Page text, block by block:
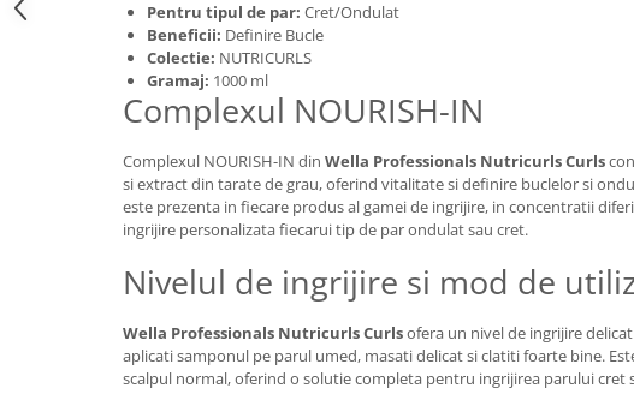
Pentru tipul de par: Cret/Ondulat
Beneficii: Definire Bucle
Colectie: NUTRICURLS
Gramaj: 1000 ml
Complexul NOURISH-IN
Complexul NOURISH-IN din Wella Professionals Nutricurls Curls
si extract din tarate de grau, oferind vitalitate si definire buclelor si
este prezenta in fiecare produs al gamei de ingrijire, in concentratii
ingrijire personalizata fiecarui tip de par ondulat sau cret.
Nivelul de ingrijire si mod de
Wella Professionals Nutricurls Curlsofera un nivel de ingrijire
aplicati samponul pe parul umed, masati delicat si clatiti foarte bine.
scalpul normal, oferind o solutie completa pentru ingrijirea parului cret